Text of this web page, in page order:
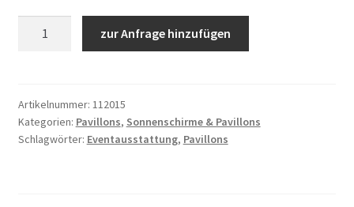
Menge
zur Anfrage hinzufügen
Artikelnummer: 112015
Kategorien: Pavillons, Sonnenschirme & Pavillons
Schlagwörter: Eventausstattung, Pavillons